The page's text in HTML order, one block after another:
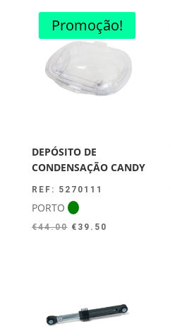
Promoção!
DEPÓSITO DE
CONDENSAÇÃO CANDY
REF: 5270111
PORTO
€44.00 O
€ 39.50